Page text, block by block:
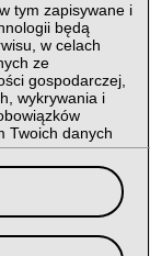
tym zapisywane i
będą
w celach
ze
gospodarczej,
wykrywania i
Twoich danych
sprostowania
podstawę